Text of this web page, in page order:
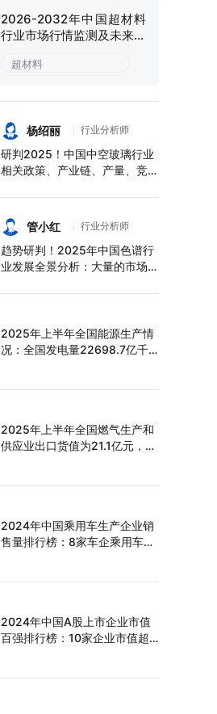
2026-2032年中国超材料
行业市场行情监测及未来趋
超材料
杨绍丽 行业分析师
研判2025！中国中空玻璃行业
相关政策、产业链、产量、竞争
持续增长，上半年中空玻璃产量
达6124万平方米[图]
管小红 行业分析师
趋势研判！2025年中国色谱行
业发展全景分析：大量的市场需
规模不断扩大，进口替代趋势明
2025年上半年全国能源生产情
况：全国发电量22698.7亿千
2025年上半年全国燃气生产和
供应业出口货值为21.1亿元，累
2024年中国乘用车生产企业销
售量排行榜：8家车企乘用车销
2024年中国A股上市企业市值
百强排行榜：10家企业市值超